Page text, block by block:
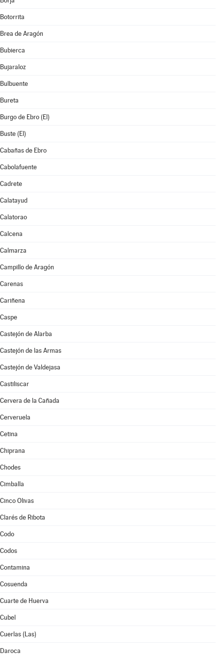
Botorrita
Brea de Aragón
Bubierca
Bujaraloz
Bulbuente
Bureta
Burgo de Ebro (El)
Buste (El)
Cabañas de Ebro
Cabolafuente
Cadrete
Calatayud
Calatorao
Calcena
Calmarza
Campillo de Aragón
Carenas
Cariñena
Caspe
Castejón de Alarba
Castejón de las Armas
Castejón de Valdejasa
Castiliscar
Cervera de la Cañada
Cerveruela
Cetina
Chiprana
Chodes
Cimballa
Cinco Olivas
Clarés de Ribota
Codo
Codos
Contamina
Cosuenda
Cuarte de Huerva
Cubel
Cuerlas (Las)
Daroca